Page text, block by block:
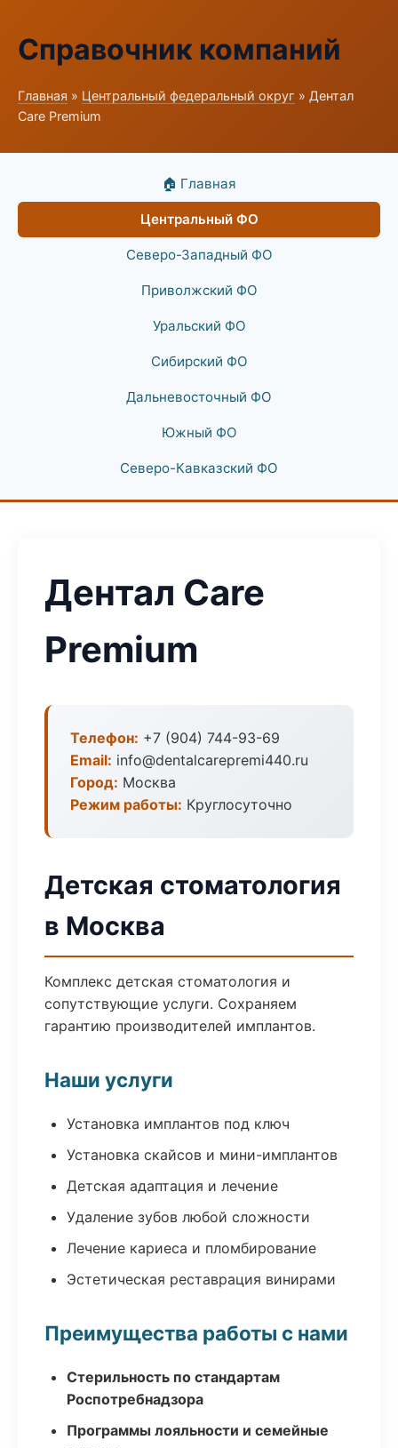
Справочник компаний
Главная » Центральный федеральный округ » Дентал
Care Premium
🏠 Главная
Центральный ФО
Северо-Западный ФО
Приволжский ФО
Уральский ФО
Сибирский ФО
Дальневосточный ФО
Южный ФО
Северо-Кавказский ФО
Дентал Care
Premium
Телефон: +7 (904) 744-93-69
Email: info@dentalcarepremi440.ru
Город: Москва
Режим работы: Круглосуточно
Детская стоматология
в Москва
Комплекс детская стоматология и
сопутствующие услуги. Сохраняем
гарантию производителей имплантов.
Наши услуги
Установка имплантов под ключ
Установка скайсов и мини-имплантов
Детская адаптация и лечение
Удаление зубов любой сложности
Лечение кариеса и пломбирование
Эстетическая реставрация винирами
Преимущества работы с нами
Стерильность по стандартам
Роспотребнадзора
Программы лояльности и семейные